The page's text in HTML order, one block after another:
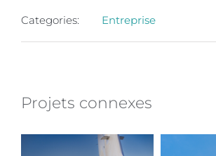
Categories: Entreprise
Projets connexes